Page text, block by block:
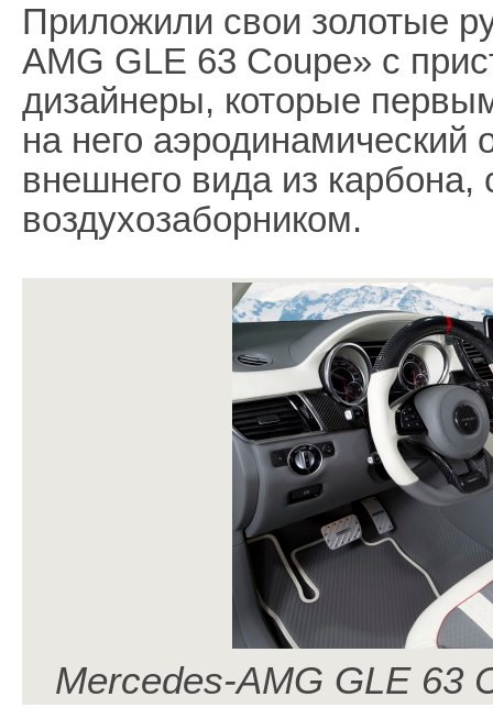
Приложили свои золотые
AMG GLE 63 Coupe» с
дизайнеры, которые
на него аэродинамический
внешнего вида из
воздухозаборником.
Mercedes-AMG GLE 63